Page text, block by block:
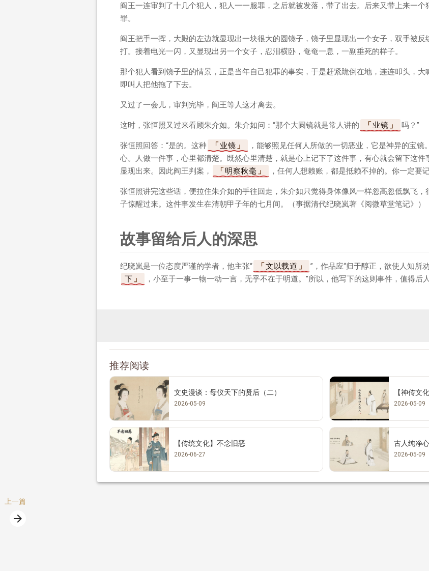
阎王一连审判了十几个犯人，犯人一一服罪，之后就被发落，带了出去。后来又带上来一个
罪。
阎王把手一挥，大殿的左边就显现出一块很大的圆镜子，镜子里显现出一个女子，双手被
打。接着电光一闪，又显现出另一个女子，忍泪横卧，奄奄一息，一副垂死的样子。
那个犯人看到镜子里的情景，正是当年自己犯罪的事实，于是赶紧跪倒在地，连连叩头，大
即叫人把他拖了下去。
又过了一会儿，审判完毕，阎王等人这才离去。
这时，张恒照又过来看顾朱介如。朱介如问：“那个大圆镜就是常人讲的 业镜 吗？”
张恒照回答：“是的。这种 业镜
，能够照见任何人所做的一切恶业，它是神异的宝镜
心。人做一件事，心里都清楚。既然心里清楚，就是心上记下了这件事，有心就会留下这
显现出来。因此阎王判案，
明察秋毫 ，任何人想赖账，都是抵赖不掉的。你一定要
张恒照讲完这些话，便拉住朱介如的手往回走，朱介如只觉得身体像风一样忽高忽低飘飞
子惊醒过来。这件事发生在清朝甲子年的七月间。（事据清代纪晓岚著《阅微草堂笔记》）
故事留给后人的深思
纪晓岚是一位态度严谨的学者，他主张“ 文以载道 ”，作品应“归于醇正，欲使人知所
下
，小至于一事一物一动一言，无乎不在于明道。”所以，他写下的这则事件，值得后
推荐阅读
文史漫谈：母仪天下的贤后（二）
2026-05-09
【神传文
2026-05-09
【传统文化】不念旧恶
2026-06-27
古人纯净
2026-05-09
一篇
arrow_forward